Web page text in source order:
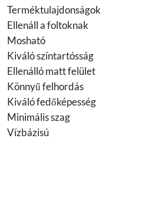
Terméktulajdonságok
Ellenáll a foltoknak
Mosható
Kiváló színtartósság
Ellenálló matt felület
Könnyű felhordás
Kiváló fedőképesség
Minimális szag
Vízbázisú